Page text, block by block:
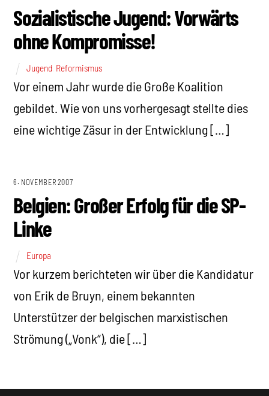
Sozialistische Jugend: Vorwärts
ohne Kompromisse!
Jugend Reformismus
Vor einem Jahr wurde die Große Koalition
gebildet. Wie von uns vorhergesagt stellte dies
eine wichtige Zäsur in der Entwicklung […]
6. NOVEMBER 2007
Belgien: Großer Erfolg für die SP-
Linke
Europa
Vor kurzem berichteten wir über die Kandidatur
von Erik de Bruyn, einem bekannten
Unterstützer der belgischen marxistischen
Strömung („Vonk“), die […]